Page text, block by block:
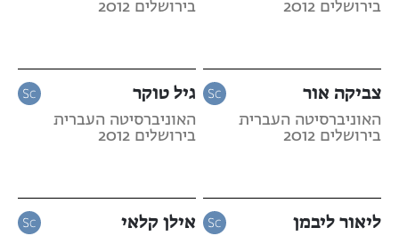
בירושלים 2012 בירושלים 2012
צביקה אור
האוניברסיטה העברית
בירושלים 2012
גיל טוקר
האוניברסיטה העברית
בירושלים 2012
ליאור ליבמן אילן קלאי